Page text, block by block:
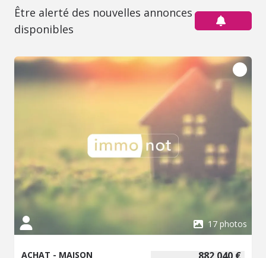
Être alerté des nouvelles annonces
disponibles
17 photos
ACHAT - MAISON